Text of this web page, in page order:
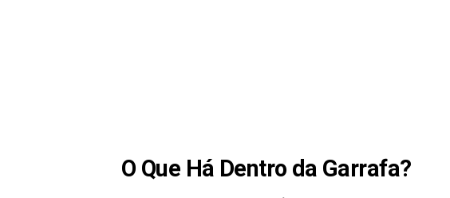
O Que Há Dentro da Garrafa?